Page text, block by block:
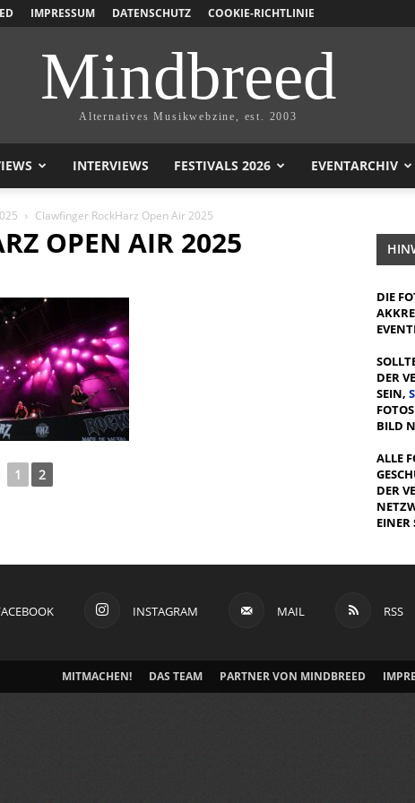
IMPRESSUM DATENSCHUTZ COOKIE-RICHTLINIE
Mindbreed
Alternatives Musikwebzine, est. 2003
INTERVIEWS FESTIVALS 2026 EVENTARCHIV
Clawfinger RockHarz Open Air 2025
OPEN AIR 2025
1 2
DIE
DER
SEIN,
BILD
ALLE
ER
INER
INSTAGRAM MAIL RSS
MITMACHEN! DAS TEAM PARTNER VON MINDBREED